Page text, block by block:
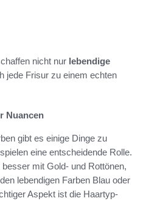
nicht nur lebendige
jede Frisur zu einem echten
Nuancen
gibt es einige Dinge zu
eine entscheidende Rolle.
mit Gold- und Rottönen,
lebendigen Farben Blau oder
Aspekt ist die Haartyp-